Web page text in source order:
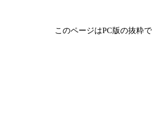
このページはPC版の抜粋で